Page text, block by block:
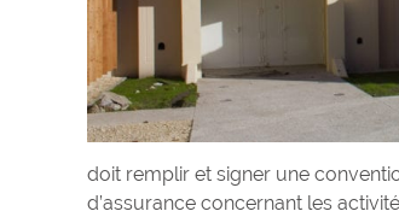
doit remplir et signer une
d’assurance concernant les